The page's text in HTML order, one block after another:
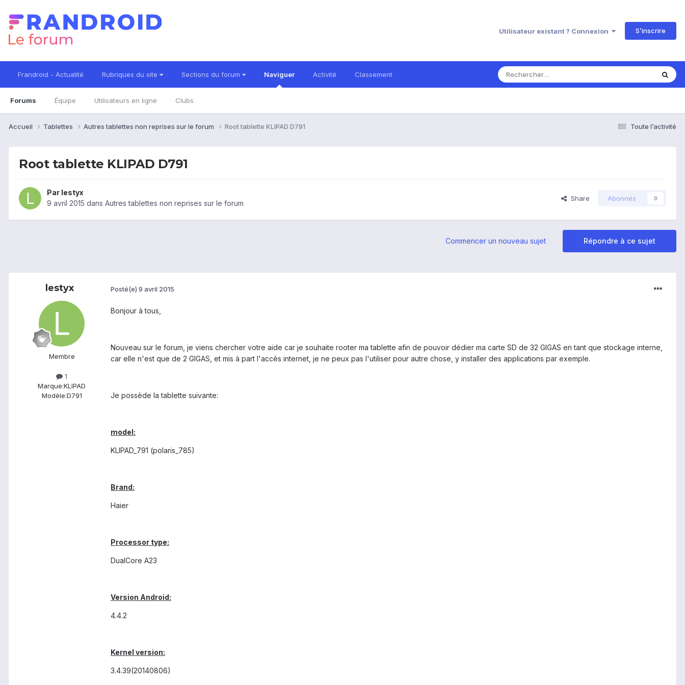
Utilisateur existant ? Connexion S’inscrire
Frandroid - Actualité Rubriques du site Sections du forum Naviguer
Forums Équipe Utilisateurs en ligne Clubs
Activité Classement
Toute l’activité
Accueil Tablettes Autres tablettes non reprises sur le forum Root tablette KLIPAD D791
Root tablette KLIPAD D791
Par lestyx
9 avril 2015 dans Autres tablettes non reprises sur le forum
Share Abonnés 0
Répondre à ce sujet
Commencer un nouveau sujet
lestyx
Membre
1
Marque:KLIPAD
Modèle:D791
Posté(e) 9 avril 2015
Bonjour à tous,
Nouveau sur le forum, je viens chercher votre aide car je souhaite rooter ma tablette afin de pouvoir dédier ma carte SD de 32 GIGAS en tant que stockage interne,
car elle n'est que de 2 GIGAS, et mis à part l'accès internet, je ne peux pas l'utiliser pour autre chose, y installer des applications par exemple.
Je possède la tablette suivante:
model:
KLIPAD_791 (polaris_785)
Brand:
Haier
Processor type:
DualCore A23
Version Android:
4.4.2
Kernel version:
3.4.39(20140806)